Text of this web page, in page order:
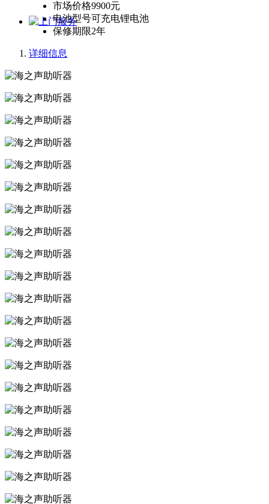
市场价格9900元
电池型号可充电锂电池
保修期限2年
详细信息